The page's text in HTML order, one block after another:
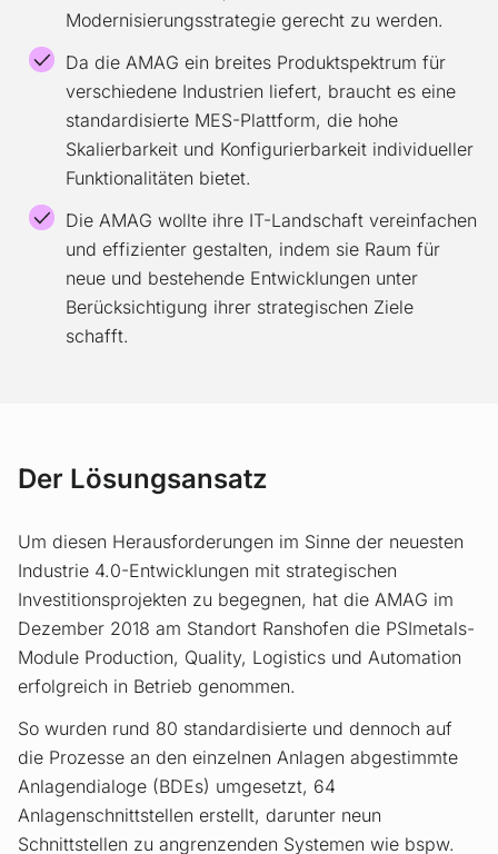
Modernisierungsstrategie gerecht zu werden.
Da die AMAG ein breites Produktspektrum für
verschiedene Industrien liefert, braucht es eine
standardisierte MES-Plattform, die hohe
Skalierbarkeit und Konfigurierbarkeit individueller
Funktionalitäten bietet.
Die AMAG wollte ihre IT-Landschaft vereinfachen
und effizienter gestalten, indem sie Raum für
neue und bestehende Entwicklungen unter
Berücksichtigung ihrer strategischen Ziele
schafft.
Der Lösungsansatz
Um diesen Herausforderungen im Sinne der neuesten
Industrie 4.0-Entwicklungen mit strategischen
Investitionsprojekten zu begegnen, hat die AMAG im
Dezember 2018 am Standort Ranshofen die PSImetals-
Module Production, Quality, Logistics und Automation
erfolgreich in Betrieb genommen.
So wurden rund 80 standardisierte und dennoch auf
die Prozesse an den einzelnen Anlagen abgestimmte
Anlagendialoge (BDEs) umgesetzt, 64
Anlagenschnittstellen erstellt, darunter neun
Schnittstellen zu angrenzenden Systemen wie bspw.